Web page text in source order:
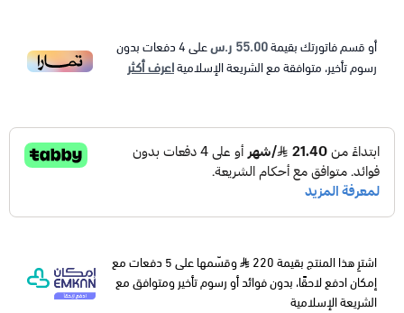
أو قسم فاتورتك بقيمة55.00 ر.س على4دفعات بدون
رسوم تأخير، متوافقة مع الشريعة الإسلاميةاعرف أكثر
اشترِ هذا المنتج بقيمة 220
وقسّمها على 5 دفعات مع
إمكان ادفع لاحقًا، بدون فوائد أو رسوم تأخير ومتوافق مع
الشريعة الإسلامية